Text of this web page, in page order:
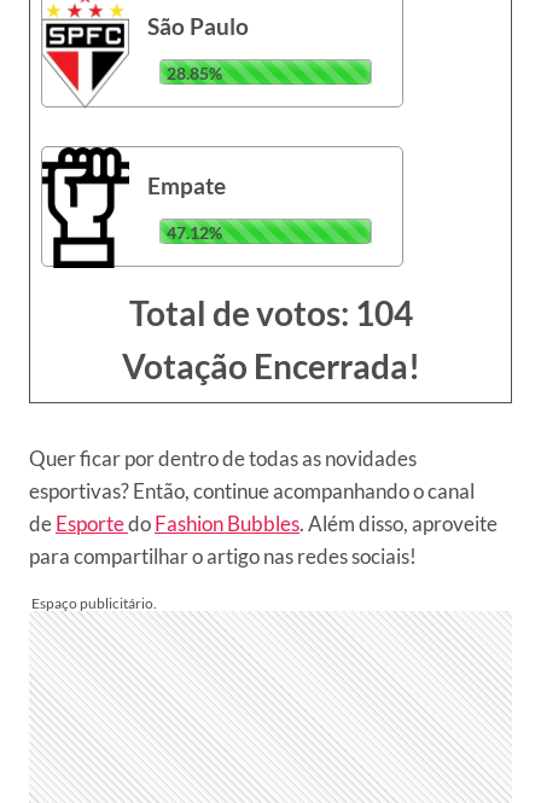
São Paulo
28.85%
Empate
47.12%
Total de votos: 104
Votação Encerrada!
Quer ficar por dentro de todas as novidades
esportivas? Então, continue acompanhando o canal
deEsportedoFashion Bubbles. Além disso, aproveite
para compartilhar o artigo nas redes sociais!